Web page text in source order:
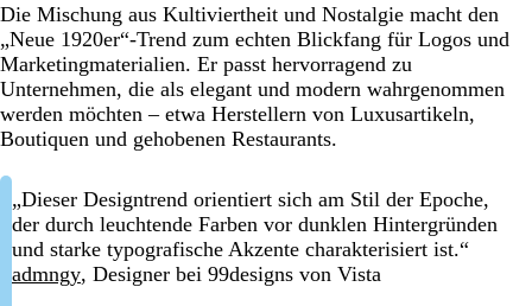
Die Mischung aus Kultiviertheit und Nostalgie macht den
„Neue 1920er“-Trend zum echten Blickfang für Logos und
Marketingmaterialien. Er passt hervorragend zu
Unternehmen, die als elegant und modern wahrgenommen
werden möchten – etwa Herstellern von Luxusartikeln,
Boutiquen und gehobenen Restaurants.
„Dieser Designtrend orientiert sich am Stil der Epoche,
der durch leuchtende Farben vor dunklen Hintergründen
und starke typografische Akzente charakterisiert ist.“
admngy, Designer bei 99designs von Vista